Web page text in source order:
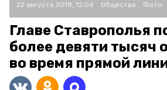
22 августа 2018, 12:04 Общество Фото:
Главе Ставрополья
более девяти тысяч
во время прямой